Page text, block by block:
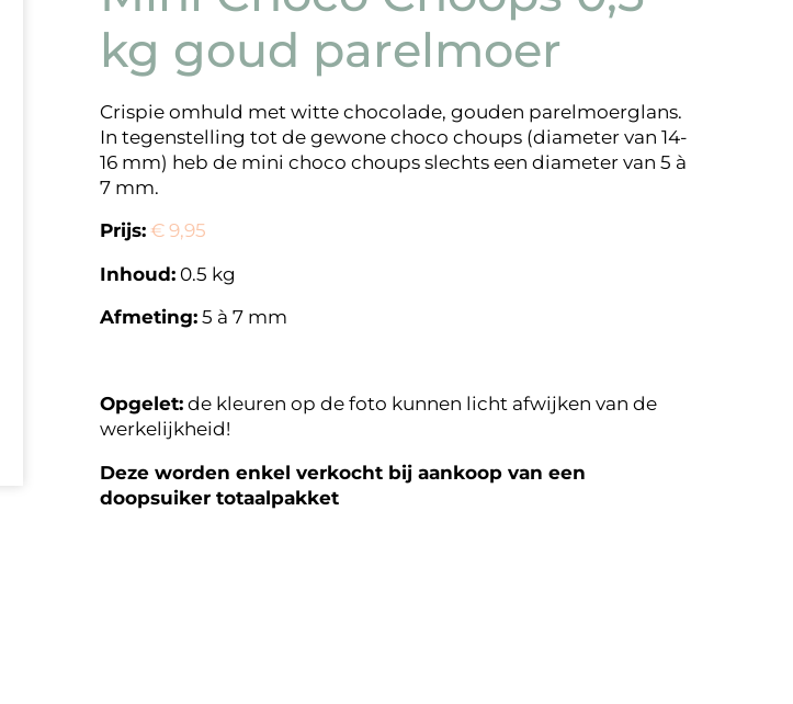
kg goud parelmoer
Crispie omhuld met witte chocolade, gouden parelmoerglans.
In tegenstelling tot de gewone choco choups (diameter van 14-
16 mm) heb de mini choco choups slechts een diameter van 5 à
7 mm.
Prijs: € 9,95
Inhoud: 0.5 kg
Afmeting: 5 à 7 mm
Opgelet: de kleuren op de foto kunnen licht afwijken van de
werkelijkheid!
Deze worden enkel verkocht bij aankoop van een
doopsuiker totaalpakket